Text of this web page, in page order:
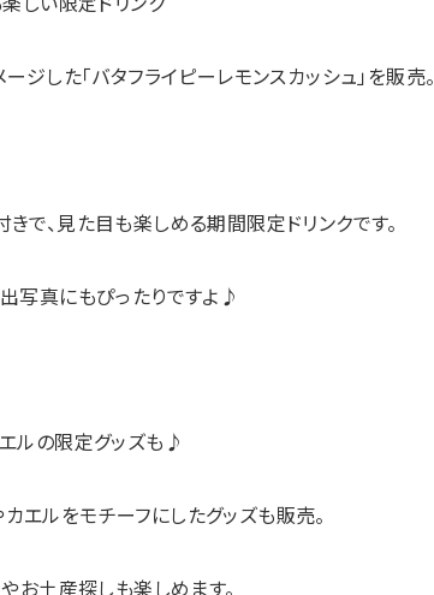
ジした「バタフライピーレモンスカッシュ」を販売。
で、見た目も楽しめる期間限定ドリンクです。
写真にもぴったりですよ♪
ルの限定グッズも♪
エルをモチーフにしたグッズも販売。
お土産探しも楽しめます。